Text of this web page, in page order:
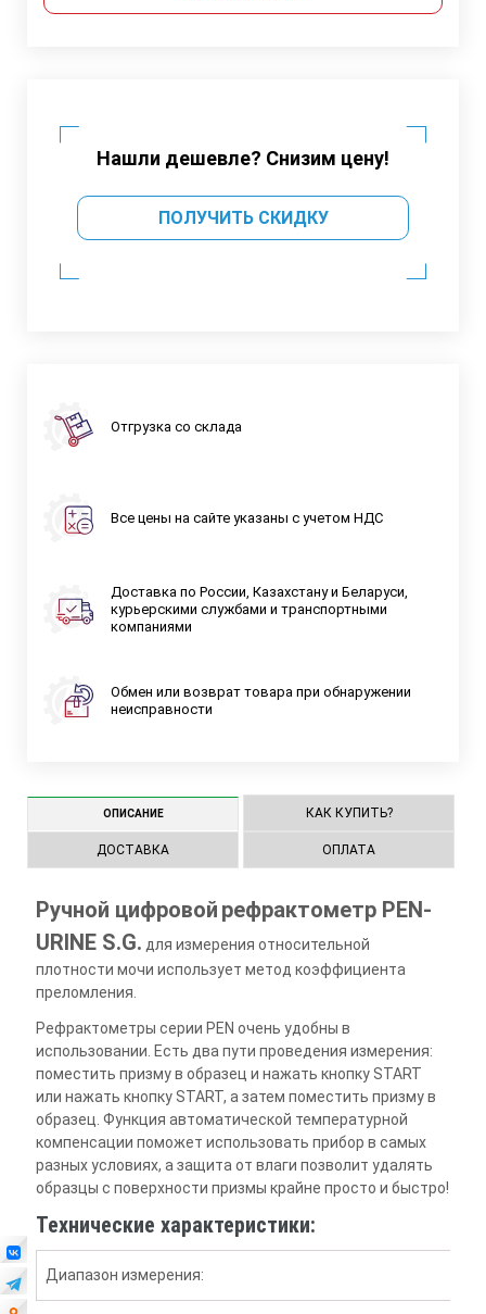
Нашли дешевле? Снизим цену!
ПОЛУЧИТЬ СКИДКУ
Отгрузка со склада
Все цены на сайте указаны с учетом НДС
Доставка по России, Казахстану и Беларуси,
курьерскими службами и транспортными
компаниями
Обмен или возврат товара при обнаружении
неисправности
ОПИСАНИЕ КАК КУПИТЬ?
ДОСТАВКА ОПЛАТА
Ручной цифровой рефрактометр PEN-
URINE S.G. для измерения относительной
плотности мочи использует метод коэффициента
преломления.
Рефрактометры серии PEN очень удобны в
использовании. Есть два пути проведения измерения:
поместить призму в образец и нажать кнопку START
или нажать кнопку START, а затем поместить призму в
образец. Функция автоматической температурной
компенсации поможет использовать прибор в самых
разных условиях, а защита от влаги позволит удалять
образцы с поверхности призмы крайне просто и быстро!
Технические характеристики:
Диапазон измерения: